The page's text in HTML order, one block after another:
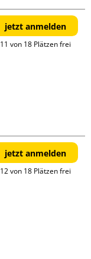
jetzt anmelden
11 von 18 Plätzen frei
jetzt anmelden
12 von 18 Plätzen frei